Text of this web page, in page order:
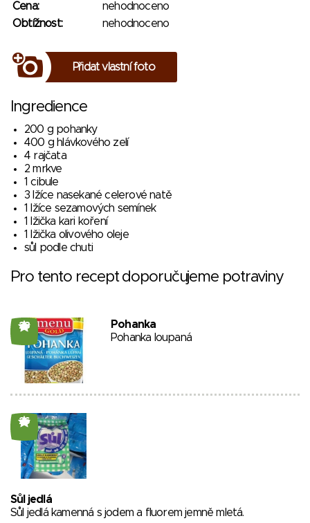
Cena:
nehodnoceno
Obtížnost:
nehodnoceno
Přidat vlastní foto
Ingredience
200 g pohanky
400 g hlávkového zelí
4 rajčata
2 mrkve
1 cibule
3 lžíce nasekané celerové natě
1 lžíce sezamových semínek
1 lžička kari koření
1 lžička olivového oleje
sůl podle chuti
Pro tento recept doporučujeme potraviny
28
Pohanka
Pohanka loupaná
26
Sůl jedlá
Sůl jedlá kamenná s jodem a fluorem jemně mletá.